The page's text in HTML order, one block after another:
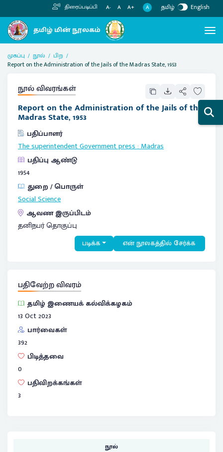
திரைப்படிப்பி A- A A+ A தமிழ் English
முகப்பு நூல்
பிற
Report on the Administration of the Jails of the Madras State, 1953
நூல் விவரங்கள்
Report on the Administration of the Jails of the
Madras State, 1953
பதிப்பாளர்
The superintendent Government press:Madras
பதிப்பு ஆண்டு
1954
துறை / பொருள்
Social Science
ஆவண இருப்பிடம்
தனிநபர் தொகுப்பு
படிக்க என் நூலகத்தில் சேர்க்க
பதிவேற்ற விவரம்
தமிழ் இணையக் கல்விக்கழகம்
13 Oct 2023
பார்வைகள்
392
பிடித்தவை
0
பதிவிறக்கங்கள்
3
நூல்